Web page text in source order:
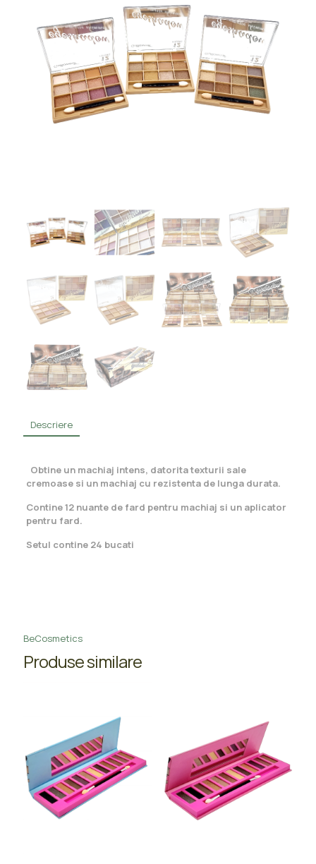
Descriere
Obtine un machiaj intens, datorita texturii sale
cremoase si un machiaj cu rezistenta de lunga durata.
Contine 12 nuante de fard pentru machiaj si un aplicator
pentru fard.
Setul contine 24 bucati
BeCosmetics
Produse similare